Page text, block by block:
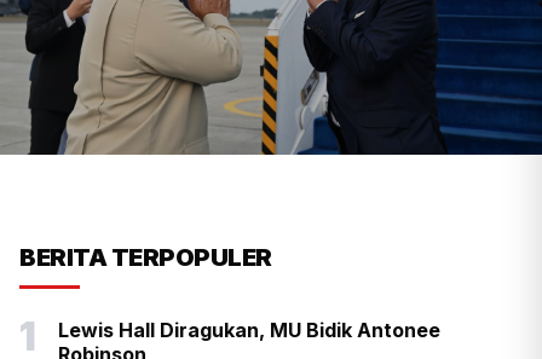
Presiden Prabowo Antar
Langsung Kepulangan PM
Thailand Anutin di Halim
BERITA TERPOPULER
1
Lewis Hall Diragukan, MU Bidik Antonee